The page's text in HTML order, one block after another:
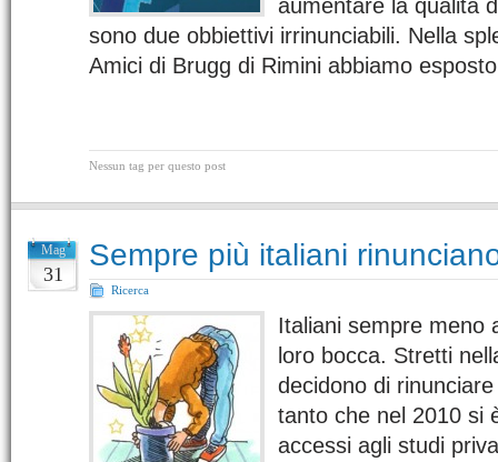
aumentare la qualità
sono due obbiettivi irrinunciabili. Nella
Amici di Brugg di Rimini abbiamo
Nessun tag per questo post
Mag
31
Sempre più italiani
Ricerca
Italiani sempre meno
loro bocca. Stretti
decidono di
tanto che nel 2010 si
accessi agli studi